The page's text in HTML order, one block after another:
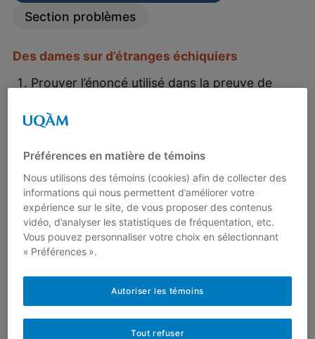
Section problèmes
Des dames sur d’étranges échiquiers
Prouver l’énoncé utilisé dans la preuve de
\ldots, r_n)$ soit une solution au problème des
$n$ dames sur un échiquier toroïdal, il faut et
I. la liste $(r_1, …, r_n)$ contienne tous les
nombres de 1 à $n$, on dit donc que c’est une
permutation;
II. la liste $((r_1 + 1)\mod n, …, (r_n+n )\mod
n)$ soit une permutation (avec $0 = n \mod
n)$;
III. la liste $((r_1 – 1)\mod n, …, (r_n– n )\mod
n)$ soit une permutation (avec $0 = n \mod
n)$.
Quelle est la borne
supérieure
équivalente pour le
Préférences en matière de témoins
Nous utilisons des témoins (cookies) afin de collecter des
informations qui nous permettent d’améliorer votre
expérience sur le site, de vous proposer des contenus
vidéo, d’analyser les statistiques de fréquentation, etc.
Vous pouvez personnaliser votre choix en sélectionnant
« Préférences ».
Tout refuser
Autoriser les témoins